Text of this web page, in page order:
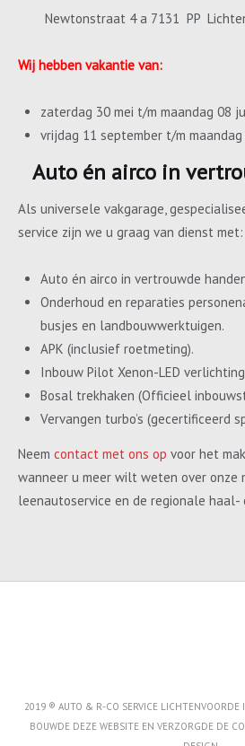
Newtonstraat 4 a 7131 PP
Wij hebben vakantie van:
zaterdag 30 mei t/m maandag 08
vrijdag 11 september t/m
Auto én airco in
Als universele vakgarage,
service zijn we u graag van dienst met:
Auto én airco in vertrouwde
Onderhoud en reparaties
busjes en landbouwwerktuigen.
APK (inclusief roetmeting).
Inbouw Pilot Xenon-LED
Bosal trekhaken (Officieel
Vervangen turbo’s (gecertificeerd
Neem contact met ons op voor het
wanneer u meer wilt weten over onze
leenautoservice en de regionale haal-
2019 ® AUTO & R-CO SERVICE LICHTENVOORDE
BOUWDE DEZE WEBSITE EN VERZORGDE DE